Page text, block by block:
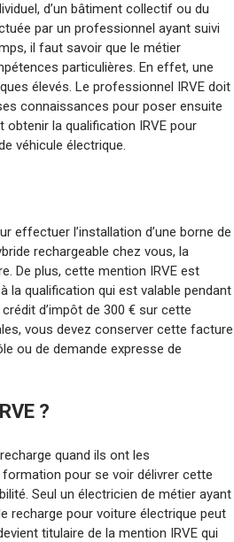
d’un bâtiment collectif ou du
par un professionnel ayant suivi
il faut savoir que le métier
particulières. En effet, une
élevés. Le professionnel IRVE doit
connaissances pour poser ensuite
obtenir la qualification IRVE pour
véhicule électrique.
effectuer l’installation d’une borne de
rechargeable chez vous, la
De plus, cette mention IRVE est
la qualification qui est valable pendant
d’impôt de 300 € sur cette
vous devez conserver cette facture
ou de demande expresse de
?
quand ils ont les
pour se voir délivrer cette
Seul un électricien de métier ayant
recharge pour voiture électrique peut
titulaire de la mention IRVE qui